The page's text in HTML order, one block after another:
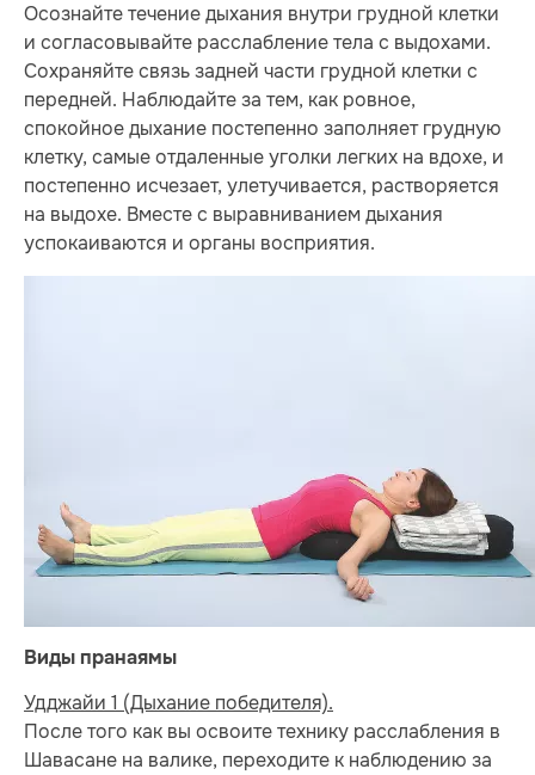
Осознайте течение дыхания внутри грудной клетки
и согласовывайте расслабление тела с выдохами.
Сохраняйте связь задней части грудной клетки с
передней. Наблюдайте за тем, как ровное,
спокойное дыхание постепенно заполняет грудную
клетку, самые отдаленные уголки легких на вдохе, и
постепенно исчезает, улетучивается, растворяется
на выдохе. Вместе с выравниванием дыхания
успокаиваются и органы восприятия.
Виды пранаямы
Удджайи 1 (Дыхание победителя).
После того как вы освоите технику расслабления в
Шавасане на валике, переходите к наблюдению за